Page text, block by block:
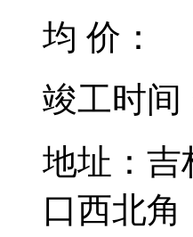
均 价：
竣工时间
地址：吉
口西北角